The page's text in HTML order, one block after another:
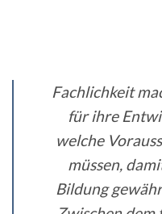
Fachlichkeit
für ihre
welche
müssen,
Bildung